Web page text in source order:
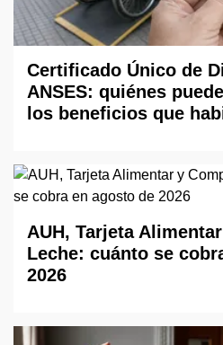
Certificado Único de
ANSES: quiénes
los beneficios que
AUH, Tarjeta
Leche: cuánto se
2026